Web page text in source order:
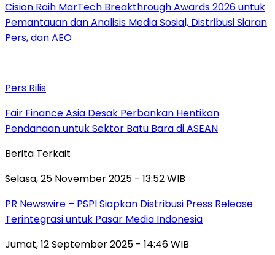
Cision Raih MarTech Breakthrough Awards 2026 untuk
Pemantauan dan Analisis Media Sosial, Distribusi Siaran
Pers, dan AEO
Pers Rilis
Fair Finance Asia Desak Perbankan Hentikan
Pendanaan untuk Sektor Batu Bara di ASEAN
Berita Terkait
Selasa, 25 November 2025 - 13:52 WIB
PR Newswire – PSPI Siapkan Distribusi Press Release
Terintegrasi untuk Pasar Media Indonesia
Jumat, 12 September 2025 - 14:46 WIB